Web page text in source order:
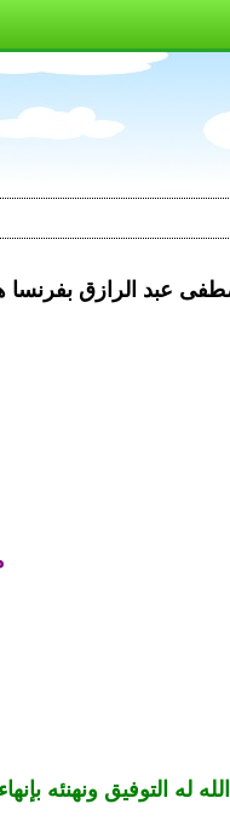
عبد الرازق بفرنسا
له التوفيق ونهنئه